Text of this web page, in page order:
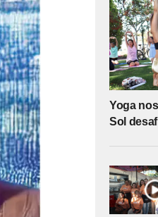
Yoga
Sol